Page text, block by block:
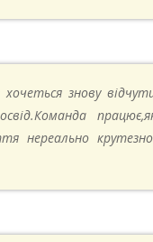
знову
нереально